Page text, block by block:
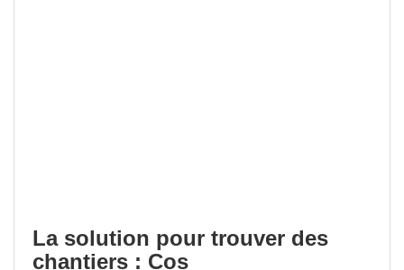
La solution pour trouver des
chantiers : Cos